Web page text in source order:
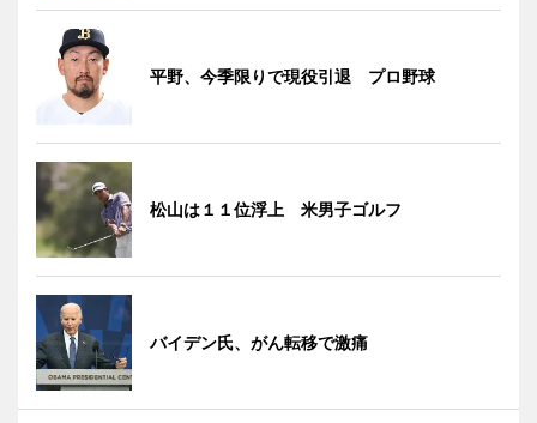
平野、今季限りで現役引退 プロ野球
松山は１１位浮上 米男子ゴルフ
バイデン氏、がん転移で激痛